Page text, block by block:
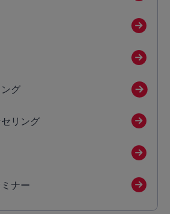
グ
リング
ナー